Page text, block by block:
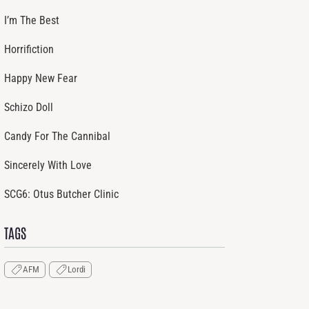
I’m The Best
Horrifiction
Happy New Fear
Schizo Doll
Candy For The Cannibal
Sincerely With Love
SCG6: Otus Butcher Clinic
TAGS
AFM Lordi